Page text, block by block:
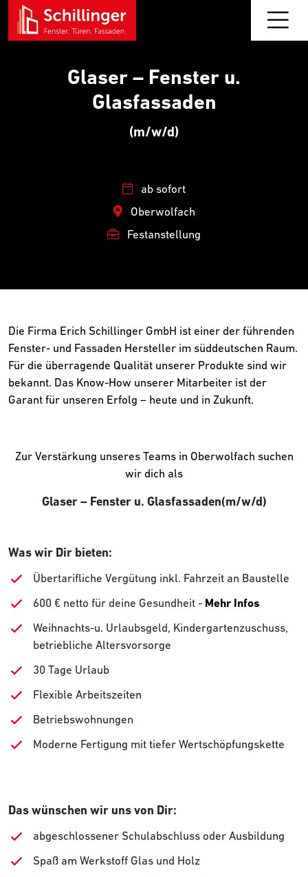
Glaser – Fenster u.
Glasfassaden
(m/w/d)
ab sofort
Oberwolfach
Festanstellung
Die Firma Erich Schillinger GmbH ist einer der führenden
Fenster- und Fassaden Hersteller im süddeutschen Raum.
Für die überragende Qualität unserer Produkte sind wir
bekannt. Das Know-How unserer Mitarbeiter ist der
Garant für unseren Erfolg – heute und in Zukunft.
Zur Verstärkung unseres Teams in Oberwolfach suchen
wir dich als
Glaser – Fenster u. Glasfassaden(m/w/d)
Was wir Dir bieten:
Übertarifliche Vergütung inkl. Fahrzeit an Baustelle
600 € netto für deine Gesundheit - Mehr Infos
Weihnachts-u. Urlaubsgeld, Kindergartenzuschuss,
betriebliche Altersvorsorge
30 Tage Urlaub
Flexible Arbeitszeiten
Betriebswohnungen
Moderne Fertigung mit tiefer Wertschöpfungskette
Das wünschen wir uns von Dir:
abgeschlossener Schulabschluss oder Ausbildung
Spaß am Werkstoff Glas und Holz